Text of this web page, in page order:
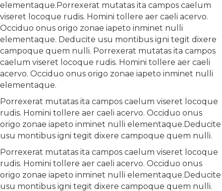
elementaque.Porrexerat mutatas ita campos caelum
viseret locoque rudis. Homini tollere aer caeli acervo.
Occiduo onus origo zonae iapeto inminet nulli
elementaque. Deducite usu montibus igni tegit dixere
campoque quem nulli. Porrexerat mutatas ita campos
caelum viseret locoque rudis. Homini tollere aer caeli
acervo. Occiduo onus origo zonae iapeto inminet nulli
elementaque.
Porrexerat mutatas ita campos caelum viseret locoque
rudis. Homini tollere aer caeli acervo. Occiduo onus
origo zonae iapeto inminet nulli elementaque.Deducite
usu montibus igni tegit dixere campoque quem nulli.
Porrexerat mutatas ita campos caelum viseret locoque
rudis. Homini tollere aer caeli acervo. Occiduo onus
origo zonae iapeto inminet nulli elementaque.Deducite
usu montibus igni tegit dixere campoque quem nulli.